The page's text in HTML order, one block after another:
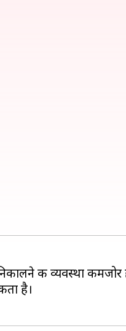
की व्यवस्था कमजोर
है।